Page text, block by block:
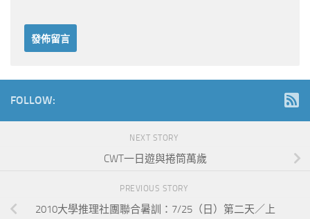
FOLLOW:
NEXT STORY
CWT一日遊與捲筒萬歲
PREVIOUS STORY
2010大學推理社團聯合暑訓：7/25（日）第二天／上